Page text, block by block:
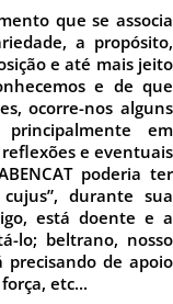
que se associa
a propósito,
e até mais jeito
e de que
ocorre-nos alguns
principalmente em
e eventuais
poderia ter
durante sua
está doente e a
lo; beltrano, nosso
precisando de apoio
etc...